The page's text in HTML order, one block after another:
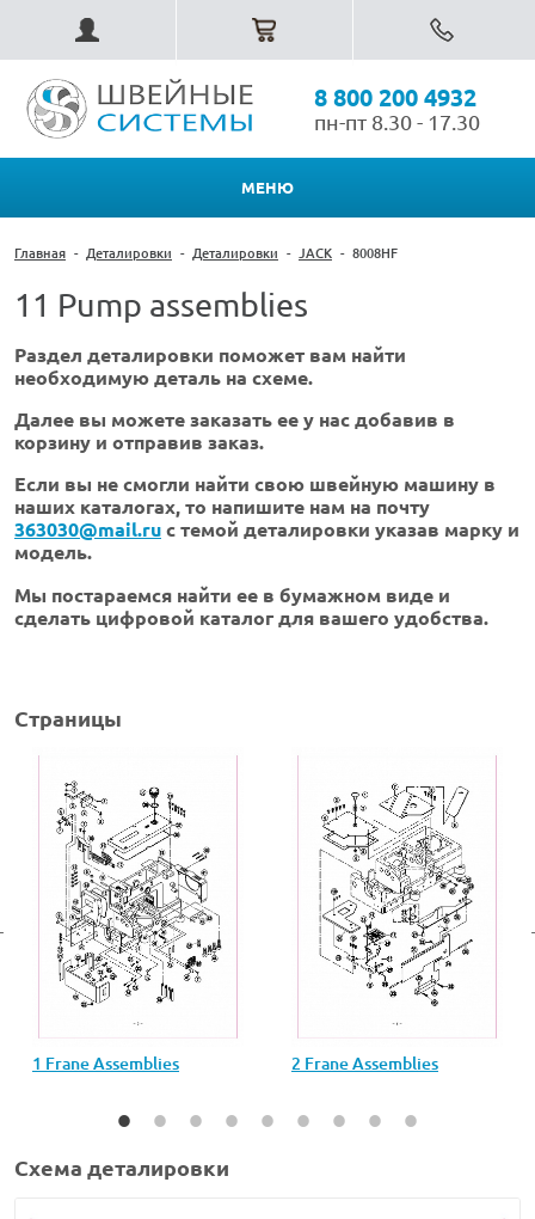
8 800 200 4932
пн-пт 8.30 - 17.30
МЕНЮ
Главная - Деталировки - Деталировки - JACK - 8008HF
11 Pump assemblies
Раздел деталировки поможет вам найти
необходимую деталь на схеме.
Далее вы можете заказать ее у нас добавив в
корзину и отправив заказ.
Если вы не смогли найти свою швейную машину в
наших каталогах, то напишите нам на почту
363030@mail.ru с темой деталировки указав марку и
модель.
Мы постараемся найти ее в бумажном виде и
сделать цифровой каталог для вашего удобства.
Страницы
1 Frane Assemblies 2 Frane Assemblies
Схема деталировки